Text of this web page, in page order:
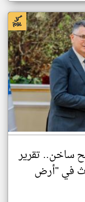
ساخن.. تقرير
في "أرض